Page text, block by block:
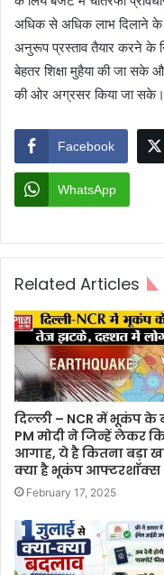
अधिक से अधिक लाभ दिलाने के
अनुरूप प्रस्ताव तैयार करने के
बेहतर शिक्षा मुहैया की जा सके
की ओर अग्रसर किया जा सके।
Facebook
WhatsApp
Related Articles
दिल्ली – NCR में भूकंप के
PM मोदी ने जिन्हें लेकर
आगाह, ये है कितना बड़ा
क्या है भूकंप आफ्टरशाॅक्स
February 17, 2025